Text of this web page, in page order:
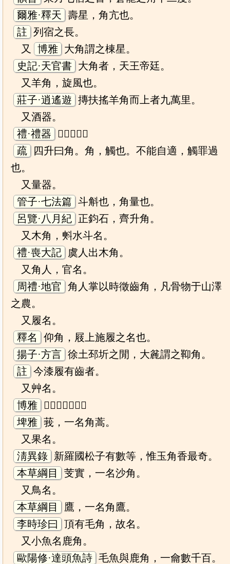
爾雅·釋天 壽星，角亢也。
註 列宿之長。
又
博雅 大角謂之棟星。
史記·天官書 大角者，天王帝廷。
又羊角，旋風也。
莊子·逍遙遊 摶扶搖羊角而上者九萬里。
又酒器。
禮·禮器
𤰞者舉角。
疏
四升曰角。角，觸也。不能自適，觸罪過
也。
又量器。
管子·七法篇 斗斛也，角量也。
呂覽·八月紀 正鈞石，齊升角。
又木角，㪺水斗名。
禮·喪大記
虞人出木角。
又角人，官名。
周禮·地官 角人掌以時徵齒角，凡骨物于山澤
之農。
又履名。
釋名
仰角，屐上施履之名也。
揚子·方言 徐土邳圻之閒，大麄謂之䩕角。
註 今漆履有齒者。
又艸名。
博雅 𦯊明，羊角也。
埤雅 莪，一名角蒿。
又果名。
淸異錄 新羅國松子有數等，惟玉角香最奇。
本草綱目
芰實，一名沙角。
又鳥名。
本草綱目
鷹，一名角鷹。
李時珍曰
頂有毛角，故名。
又小魚名鹿角。
歐陽修·達頭魚詩 毛魚與鹿角，一龠數千百。